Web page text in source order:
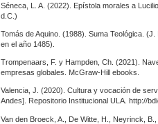
Séneca, L. A. (2022). Epístola morales a
d.C.)
Tomás de Aquino. (1988). Suma Teológica.
en el año 1485).
Trompenaars, F. y Hampden, Ch. (2021).
empresas globales. McGraw-Hill ebooks.
Valencia, J. (2020). Cultura y vocación de
Andes]. Repositorio Institucional ULA. http://
Van den Broeck, A., De Witte, H., Neyrinck,